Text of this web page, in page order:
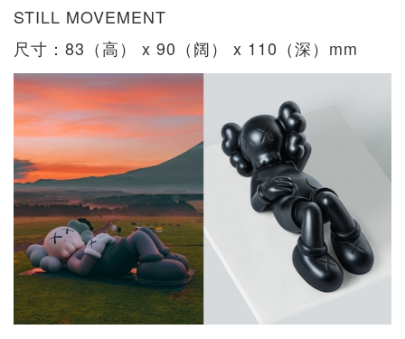
STILL MOVEMENT
尺寸：83（高） x 90（阔） x 110（深）mm